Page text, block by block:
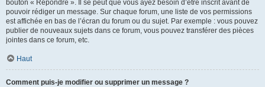
bouton « Répondre ». Il se peut que vous ayez besoin d’être inscrit avant de
pouvoir rédiger un message. Sur chaque forum, une liste de vos permissions
est affichée en bas de l’écran du forum ou du sujet. Par exemple : vous pouvez
publier de nouveaux sujets dans ce forum, vous pouvez transférer des pièces
jointes dans ce forum, etc.
Haut
Comment puis-je modifier ou supprimer un message ?